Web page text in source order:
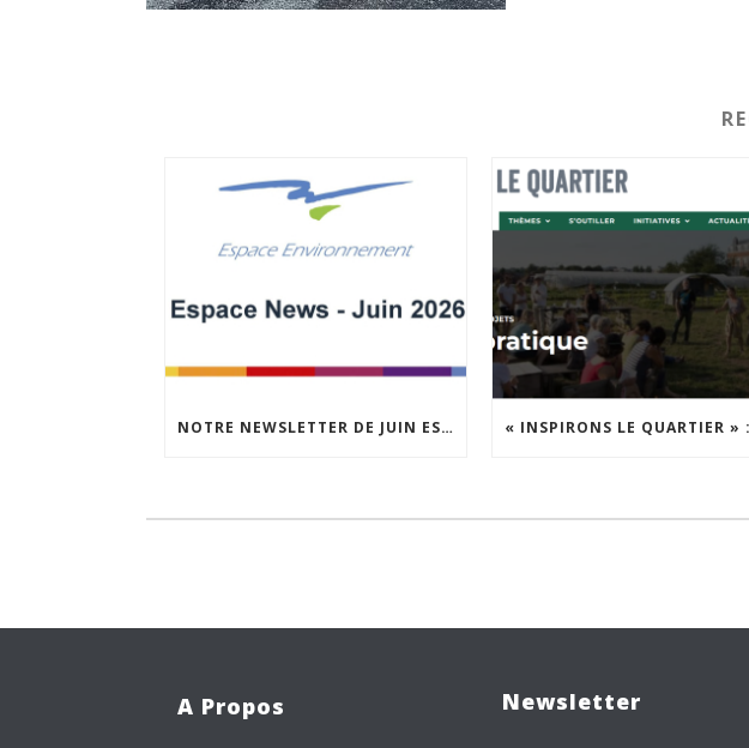
NOTRE NEWSLETTER DE JUIN EST EN LIGNE !
A Propos Newsletter